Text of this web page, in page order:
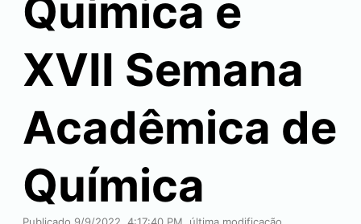
Química e
XVII Semana
Acadêmica de
Química